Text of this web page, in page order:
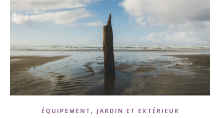
ÉQUIPEMENT , JARDIN ET EXTÉRIEUR